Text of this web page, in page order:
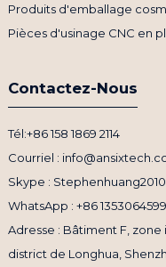
Produits d'emballage
Pièces d'usinage CNC en
Contactez-Nous
Tél:+86 158 1869 2114
Courriel :
Skype : Stephenhuang2010
WhatsApp : +86
Adresse : Bâtiment F,
district de Longhua,